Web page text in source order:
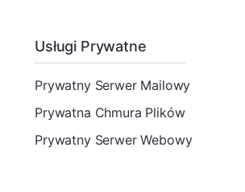
Usługi Prywatne
Prywatny Serwer Mailowy
Prywatna Chmura Plików
Prywatny Serwer Webowy